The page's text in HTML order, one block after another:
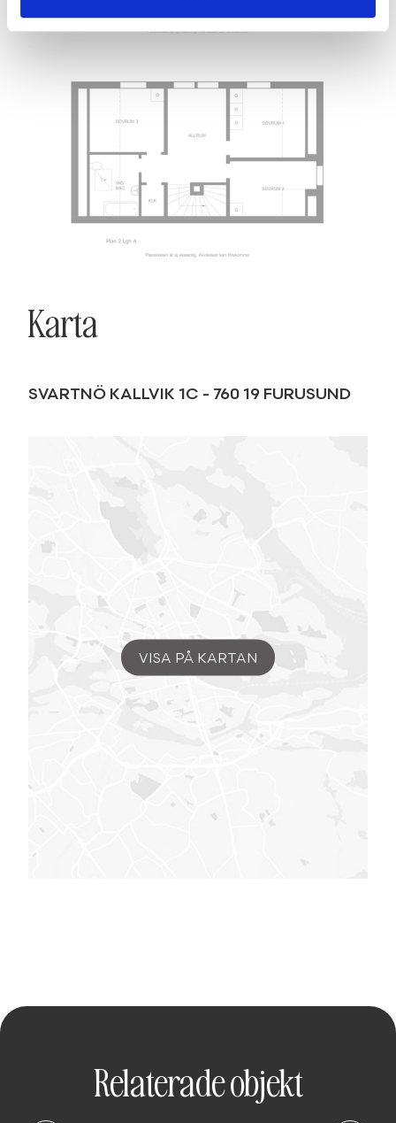
Karta
SVARTNÖ KALLVIK 1C - 760 19 FURUSUND
VISA PÅ KARTAN
Relaterade objekt